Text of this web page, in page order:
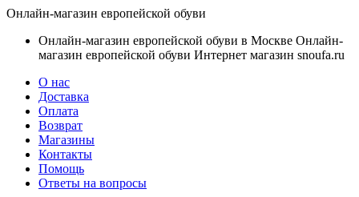
Онлайн-магазин европейской обуви
Онлайн-магазин европейской обуви в Москве Онлайн-
магазин европейской обуви Интернет магазин snoufa.ru
О нас
Доставка
Оплата
Возврат
Магазины
Контакты
Помощь
Ответы на вопросы